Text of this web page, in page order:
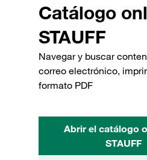
Catálogo
STAUFF
Navegar y buscar
correo electrónico,
formato PDF
Abrir el catálogo
STAUFF